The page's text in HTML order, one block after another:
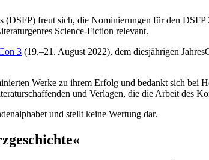
Science-Fiction relevant.
3 (19.–21. August 2022), dem diesjährigen
Werke zu ihrem Erfolg und bedankt sich bei
und Verlagen, die die Arbeit des
und stellt keine Wertung dar.